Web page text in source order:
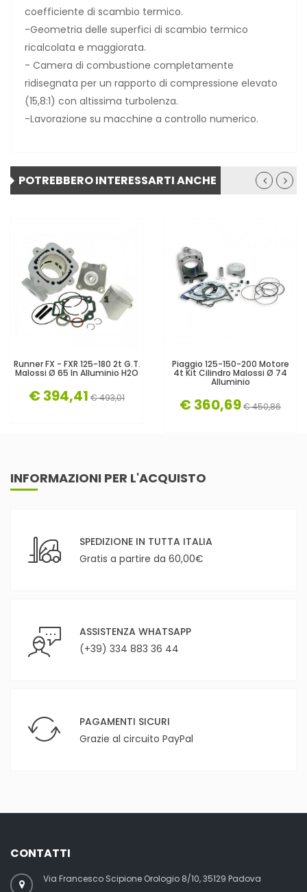
coefficiente di scambio termico.
-Geometria delle superfici di scambio termico
ricalcolata e maggiorata.
- Camera di combustione completamente
ridisegnata per un rapporto di compressione elevato
(15,8:1) con altissima turbolenza.
-Lavorazione su macchine a controllo numerico.
POTREBBERO INTERESSARTI ANCHE
Runner FX - FXR 125-180 2t G.T.
Malossi Ø 65 In Alluminio H2O
€ 394,41 € 493,01
Piaggio 125-150-200 Motore
4t Kit Cilindro Malossi Ø 74
Alluminio
€ 360,69€ 450,86
INFORMAZIONI PER L'ACQUISTO
SPEDIZIONE IN TUTTA ITALIA
Gratis a partire da 60,00€
ASSISTENZA WHATSAPP
(+39) 334 883 36 44
PAGAMENTI SICURI
Grazie al circuito PayPal
CONTATTI
Via Francesco Scipione Orologio 8/10, 35129 Padova